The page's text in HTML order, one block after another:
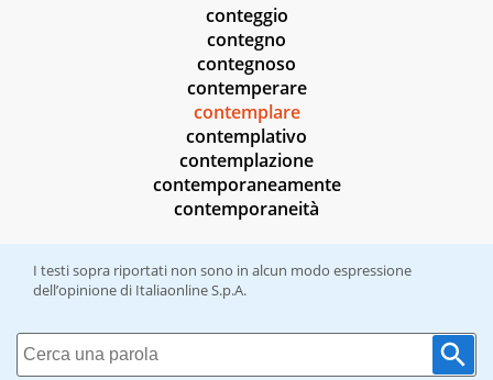
conteggio
contegno
contegnoso
contemperare
contemplare
contemplativo
contemplazione
contemporaneamente
contemporaneità
I testi sopra riportati non sono in alcun modo espressione
dell’opinione di Italiaonline S.p.A.